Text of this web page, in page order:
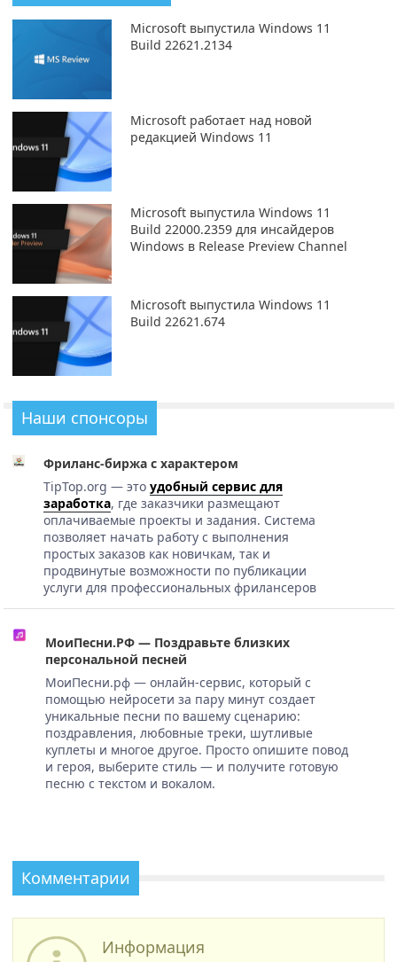
Microsoft выпустила Windows 11
Build 22621.2134
Microsoft работает над новой
редакцией Windows 11
Microsoft выпустила Windows 11
Build 22000.2359 для инсайдеров
Windows в Release Preview Channel
Microsoft выпустила Windows 11
Build 22621.674
Наши спонсоры
Фриланс-биржа с характером
TipTop.org — это удобный сервис для
заработка, где заказчики размещают
оплачиваемые проекты и задания. Система
позволяет начать работу с выполнения
простых заказов как новичкам, так и
продвинутые возможности по публикации
услуги для профессиональных фрилансеров
МоиПесни.РФ — Поздравьте близких
персональной песней
МоиПесни.рф — онлайн-сервис, который с
помощью нейросети за пару минут создает
уникальные песни по вашему сценарию:
поздравления, любовные треки, шутливые
куплеты и многое другое. Просто опишите повод
и героя, выберите стиль — и получите готовую
песню с текстом и вокалом.
Комментарии
Информация